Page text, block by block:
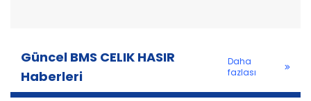
Güncel BMS CELIK HASIR
Haberleri
Daha
fazlası